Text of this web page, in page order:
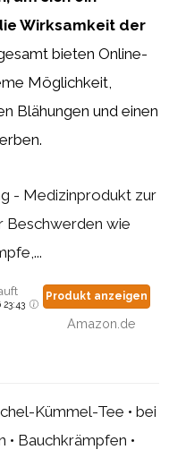
Wirksamkeit der
bieten Online-
Möglichkeit,
Blähungen und einen
- Medizinprodukt zur
Beschwerden wie
23:43
Produkt anzeigen
Amazon.de
Kümmel-Tee • bei
• Bauchkrämpfen •